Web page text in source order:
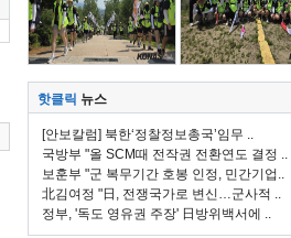
핫클릭 뉴스
[안보칼럼] 북한‘정찰정보총국’임무 ..
국방부 "올 SCM때 전작권 전환연도 결정 ..
보훈부 "군 복무기간 호봉 인정, 민간기업..
北김여정 "日, 전쟁국가로 변신…군사적 ..
정부, '독도 영유권 주장' 日방위백서에 ..